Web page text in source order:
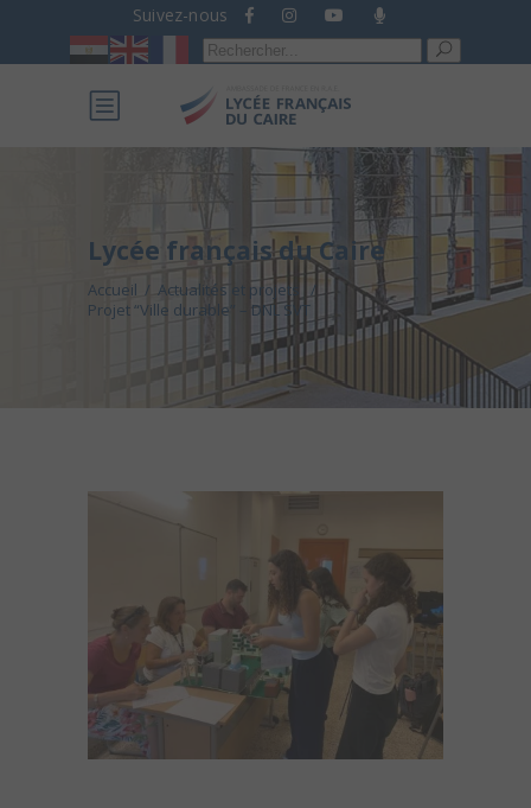
Suivez-nous
Recherche
pour :
Lycée français du Caire
Accueil / Actualités et projets
/
Projet “Ville durable” – DNL SVT